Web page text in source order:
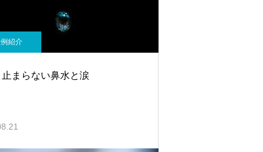
紹介
まらない鼻水と涙